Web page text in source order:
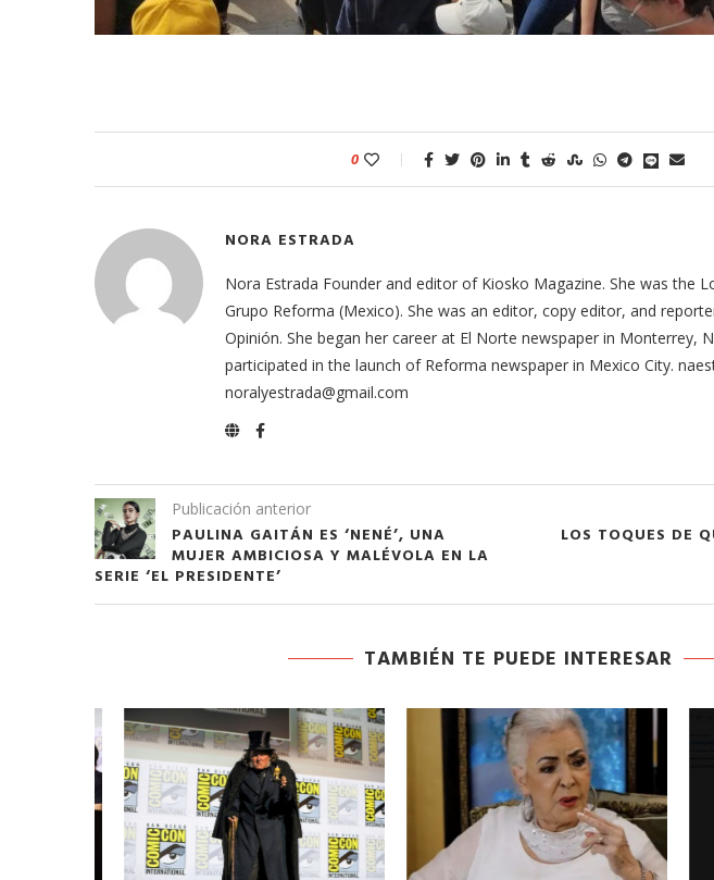
0
NORA ESTRADA
Nora Estrada Founder and editor of Kiosko Magazine. She was the
Grupo Reforma (Mexico). She was an editor, copy editor, and
Opinión. She began her career at El Norte newspaper in Monterrey,
participated in the launch of Reforma newspaper in Mexico City.
noralyestrada@gmail.com
Publicación anterior
PAULINA GAITÁN ES ‘NENÉ’, UNA
MUJER AMBICIOSA Y MALÉVOLA EN LA
SERIE ‘EL PRESIDENTE’
LOS TOQUES DE
TAMBIÉN TE PUEDE INTERESAR